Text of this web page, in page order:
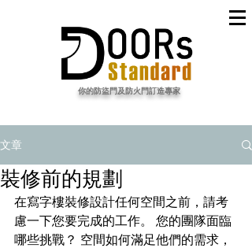
​你的防盜門及防火門訂造專家
文章
裝修前的規劃
在寫字樓裝修設計任何空間之前，請考
慮一下您要完成的工作。 您的團隊面臨
哪些挑戰？ 空間如何滿足他們的需求，